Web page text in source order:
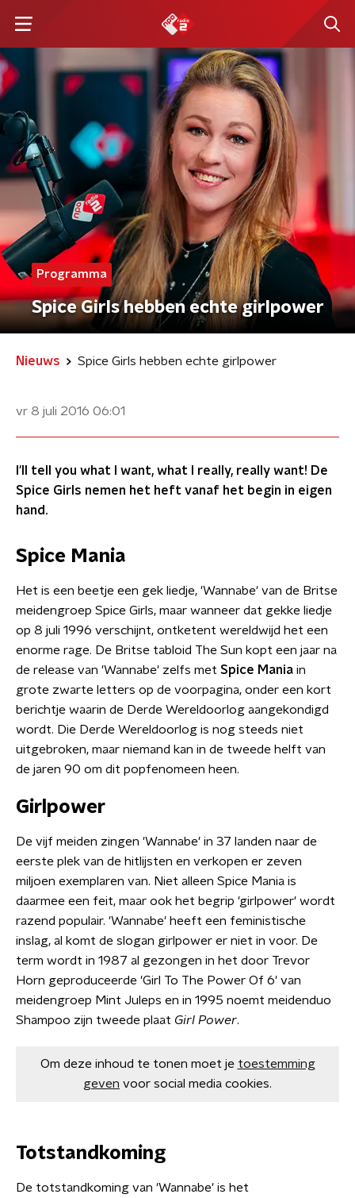
Programma
Spice Girls hebben echte girlpower
Nieuws Spice Girls hebben echte girlpower
vr 8 juli 2016 06:01
I'll tell you what I want, what I really, really want! De
Spice Girls nemen het heft vanaf het begin in eigen
hand.
Spice Mania
Het is een beetje een gek liedje, 'Wannabe' van de Britse
meidengroep Spice Girls, maar wanneer dat gekke liedje
op 8 juli 1996 verschijnt, ontketent wereldwijd het een
enorme rage. De Britse tabloid The Sun kopt een jaar na
de release van 'Wannabe' zelfs met Spice Mania in
grote zwarte letters op de voorpagina, onder een kort
berichtje waarin de Derde Wereldoorlog aangekondigd
wordt. Die Derde Wereldoorlog is nog steeds niet
uitgebroken, maar niemand kan in de tweede helft van
de jaren 90 om dit popfenomeen heen.
Girlpower
De vijf meiden zingen 'Wannabe' in 37 landen naar de
eerste plek van de hitlijsten en verkopen er zeven
miljoen exemplaren van. Niet alleen Spice Mania is
daarmee een feit, maar ook het begrip 'girlpower' wordt
razend populair. 'Wannabe' heeft een feministische
inslag, al komt de slogan girlpower er niet in voor. De
term wordt in 1987 al gezongen in het door Trevor
Horn geproduceerde 'Girl To The Power Of 6' van
meidengroep Mint Juleps en in 1995 noemt meidenduo
Shampoo zijn tweede plaat Girl Power.
Om deze inhoud te tonen moet je toestemming
geven voor social media cookies.
Totstandkoming
De totstandkoming van 'Wannabe' is het